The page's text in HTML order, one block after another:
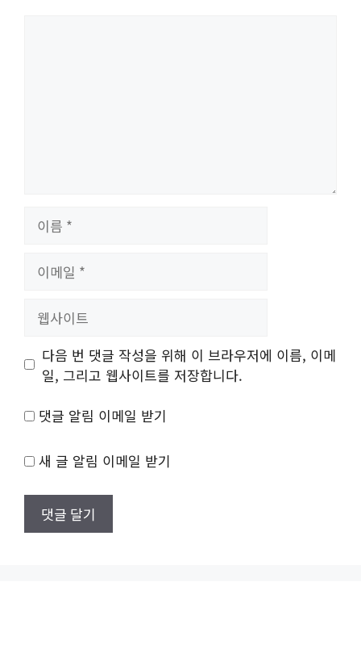
트
다음 번 댓글 작성을 위해 이 브라우저에 이름, 이메
일, 그리고 웹사이트를 저장합니다.
댓글 알림 이메일 받기
새 글 알림 이메일 받기